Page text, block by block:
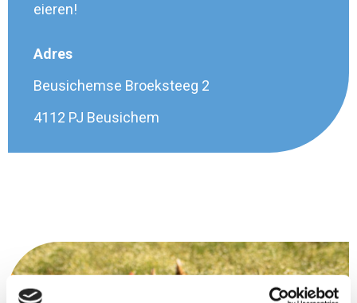
eieren!
Adres
Beusichemse Broeksteeg 2
4112 PJ Beusichem